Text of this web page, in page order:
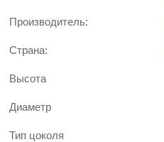
Производитель:
Страна:
Высота
Диаметр
Тип цоколя